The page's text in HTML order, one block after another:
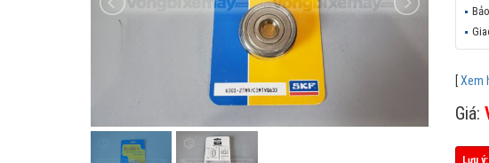
[Xem
Giá:
Lưu